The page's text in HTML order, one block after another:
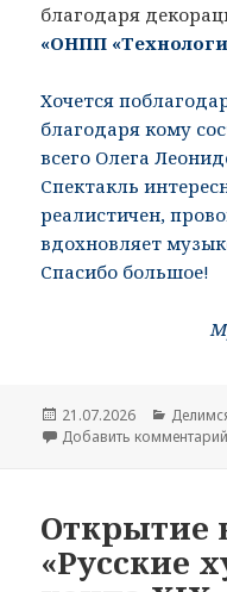
благодаря
«ОНПП
Хочется
благодаря кому
всего Олега
Спектакль
реалистичен,
вдохновляет
Спасибо большое!
Опубликовано
21.07.2026
Добавить комментарий
Открытие
«Русские